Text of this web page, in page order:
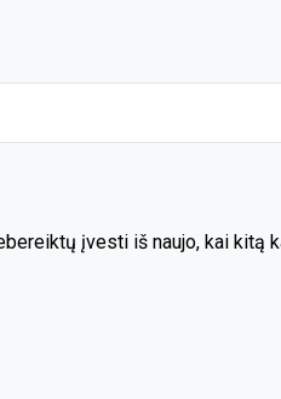
įvesti iš naujo, kai kitą